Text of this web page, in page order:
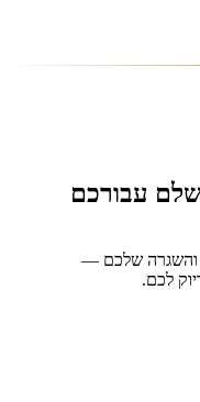
עבורכם
והשגרה שלכם —
לכם.